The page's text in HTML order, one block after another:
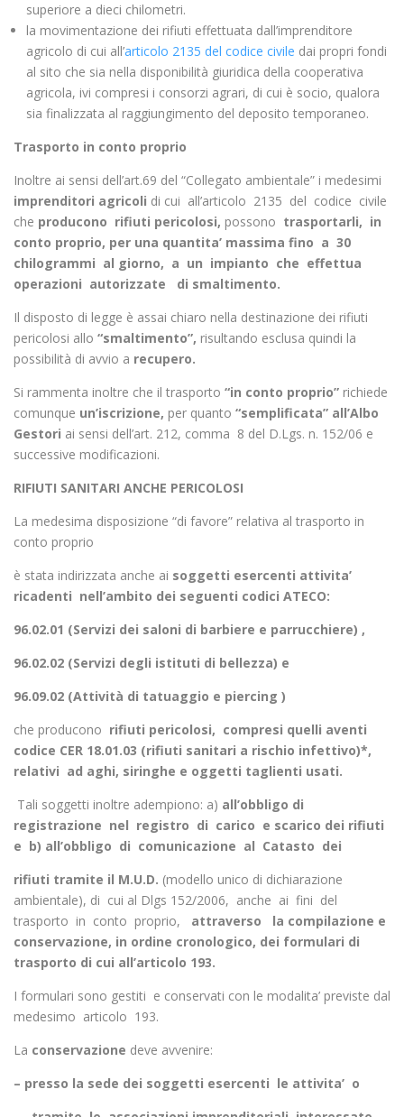
superiore a dieci chilometri.
la movimentazione dei rifiuti effettuata dall’imprenditore
agricolo di cui all’articolo 2135 del codice civile dai propri fondi
al sito che sia nella disponibilità giuridica della cooperativa
agricola, ivi compresi i consorzi agrari, di cui è socio, qualora
sia finalizzata al raggiungimento del deposito temporaneo.
Trasporto in conto proprio
Inoltre ai sensi dell’art.69 del “Collegato ambientale” i medesimi
imprenditori agricoli di cui all’articolo 2135 del codice civile
che producono rifiuti pericolosi, possono trasportarli, in
conto proprio, per una quantita’ massima fino a 30
chilogrammi al giorno, a un impianto che effettua
operazioni autorizzate di smaltimento.
Il disposto di legge è assai chiaro nella destinazione dei rifiuti
pericolosi allo “smaltimento”, risultando esclusa quindi la
possibilità di avvio a recupero.
Si rammenta inoltre che il trasporto “in conto proprio” richiede
comunque un’iscrizione, per quanto “semplificata” all’Albo
Gestori ai sensi dell’art. 212, comma 8 del D.Lgs. n. 152/06 e
successive modificazioni.
RIFIUTI SANITARI ANCHE PERICOLOSI
La medesima disposizione “di favore” relativa al trasporto in
conto proprio
è stata indirizzata anche ai soggetti esercenti attivita’
ricadenti nell’ambito dei seguenti codici ATECO:
96.02.01 (Servizi dei saloni di barbiere e parrucchiere) ,
96.02.02 (Servizi degli istituti di bellezza) e
96.09.02 (Attività di tatuaggio e piercing )
che producono rifiuti pericolosi, compresi quelli aventi
codice CER 18.01.03 (rifiuti sanitari a rischio infettivo)*,
relativi ad aghi, siringhe e oggetti taglienti usati.
Tali soggetti inoltre adempiono: a) all’obbligo di
registrazione nel registro di carico e scarico dei rifiuti
e b) all’obbligo di comunicazione al Catasto dei
rifiuti tramite il M.U.D. (modello unico di dichiarazione
ambientale), di cui al Dlgs 152/2006, anche ai fini del
trasporto in conto proprio, attraverso la compilazione e
conservazione, in ordine cronologico, dei formulari di
trasporto di cui all’articolo 193.
I formulari sono gestiti e conservati con le modalita’ previste dal
medesimo articolo 193.
La conservazione deve avvenire:
– presso la sede dei soggetti esercenti le attivita’ o